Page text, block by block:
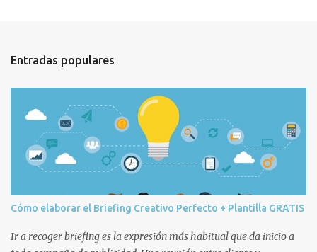
n
o
e
a
r
Entradas populares
Cómo elaborar el Briefing Creativo Perfecto + Plantilla GRATIS
Ir a recoger briefing es la expresión más habitual que da inicio a